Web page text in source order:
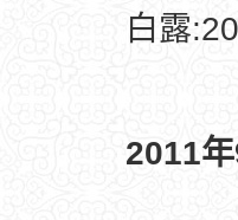
白露
2011